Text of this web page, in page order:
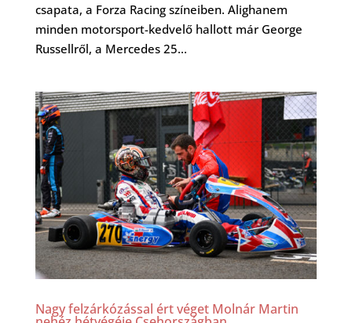
csapata, a Forza Racing színeiben. Alighanem
minden motorsport-kedvelő hallott már George
Russellről, a Mercedes 25...
Nagy felzárkózással ért véget Molnár Martin